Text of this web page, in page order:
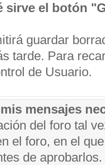
sirve el botón
guardar
tarde. Para
de Usuario.
mensajes
del foro tal
el foro, en el
de